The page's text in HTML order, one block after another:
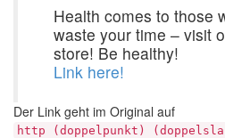
Health comes to those
waste your time – visit
store! Be healthy!
Link here!
Der Link geht im Original auf
http (doppelpunkt)